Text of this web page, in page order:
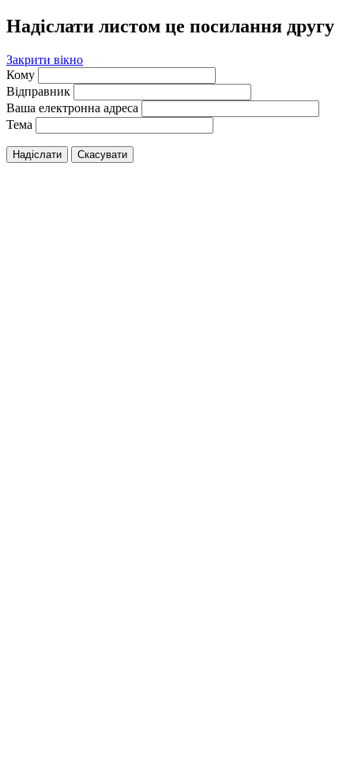
Надіслати листом це посилання другу
Закрити вікно
Кому
Відправник
Ваша електронна адреса
Тема
Надіслати Скасувати